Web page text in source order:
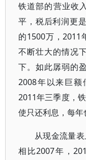
铁道部的营业收
平，税后利润更
的1500万，2011
不断壮大的情况
下。如此孱弱的
2008年以来巨
2011年三季度，
使只还利息，每年
从现金流量
相比2007年，